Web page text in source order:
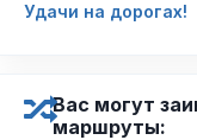
Удачи на дорогах!
Вас могут
маршруты: